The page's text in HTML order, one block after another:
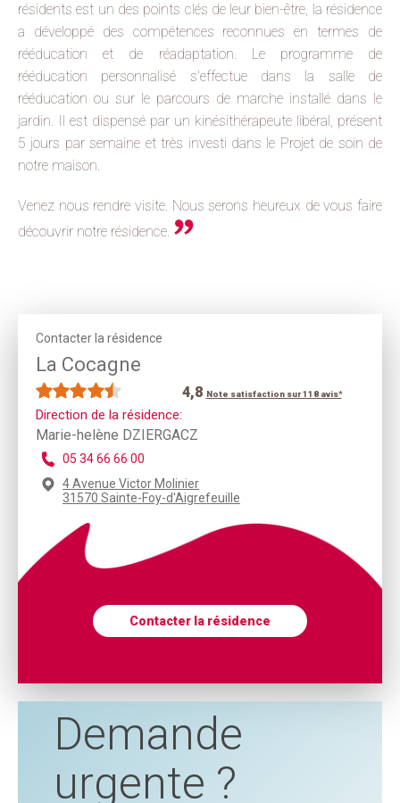
résidents est un des points clés de leur bien-être, la résidence
a développé des compétences reconnues en termes de
rééducation et de réadaptation. Le programme de
rééducation personnalisé s'effectue dans la salle de
rééducation ou sur le parcours de marche installé dans le
jardin. Il est dispensé par un kinésithérapeute libéral, présent
5 jours par semaine et très investi dans le Projet de soin de
notre maison.
Venez nous rendre visite. Nous serons heureux de vous faire
découvrir notre résidence.
Contacter la résidence
La Cocagne
4,8 Note satisfaction sur 118 avis*
Direction de la résidence:
Marie-helène DZIERGACZ
05 34 66 66 00
4 Avenue Victor Molinier
31570 Sainte-Foy-d'Aigrefeuille
Contacter la résidence
Demande
urgente ?